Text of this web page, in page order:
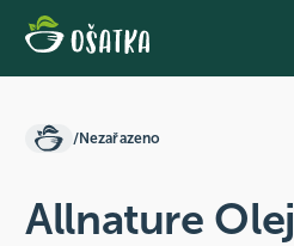
/Nezařazeno
Allnature Olej